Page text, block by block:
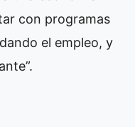
con programas
el empleo, y